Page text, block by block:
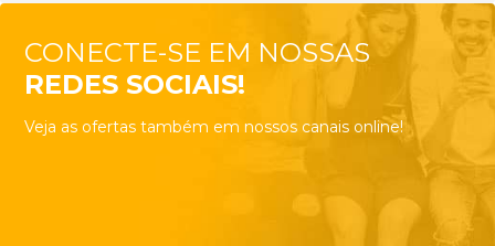
CONECTE-SE EM NOSSAS
REDES SOCIAIS!
Veja as ofertas também em nossos canais online!